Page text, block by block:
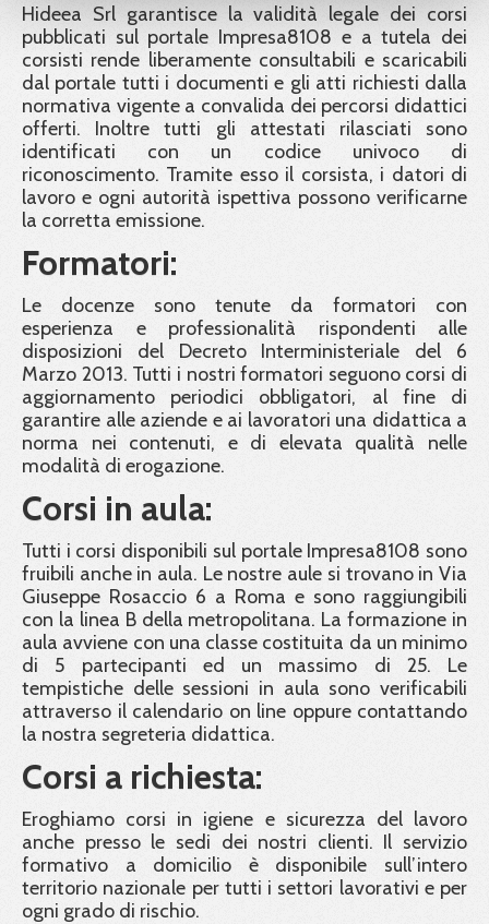
Hideea Srl garantisce la validità legale dei corsi
pubblicati sul portale Impresa8108 e a tutela dei
corsisti rende liberamente consultabili e scaricabili
dal portale tutti i documenti e gli atti richiesti dalla
normativa vigente a convalida dei percorsi didattici
offerti. Inoltre tutti gli attestati rilasciati sono
identificati con un codice univoco di
riconoscimento. Tramite esso il corsista, i datori di
lavoro e ogni autorità ispettiva possono verificarne
la corretta emissione.
Formatori:
Le docenze sono tenute da formatori con
esperienza e professionalità rispondenti alle
disposizioni del Decreto Interministeriale del 6
Marzo 2013. Tutti i nostri formatori seguono corsi di
aggiornamento periodici obbligatori, al fine di
garantire alle aziende e ai lavoratori una didattica a
norma nei contenuti, e di elevata qualità nelle
modalità di erogazione.
Corsi in aula:
Tutti i corsi disponibili sul portale Impresa8108 sono
fruibili anche in aula. Le nostre aule si trovano in Via
Giuseppe Rosaccio 6 a Roma e sono raggiungibili
con la linea B della metropolitana. La formazione in
aula avviene con una classe costituita da un minimo
di 5 partecipanti ed un massimo di 25. Le
tempistiche delle sessioni in aula sono verificabili
attraverso il calendario on line oppure contattando
la nostra segreteria didattica.
Corsi a richiesta:
Eroghiamo corsi in igiene e sicurezza del lavoro
anche presso le sedi dei nostri clienti. Il servizio
formativo a domicilio è disponibile sull’intero
territorio nazionale per tutti i settori lavorativi e per
ogni grado di rischio.